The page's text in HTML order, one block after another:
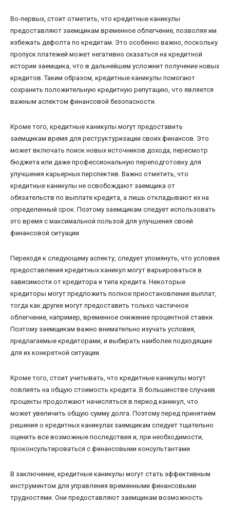
Во-первых, стоит отметить, что кредитные каникулы
предоставляют заемщикам временное облегчение, позволяя им
избежать дефолта по кредитам. Это особенно важно, поскольку
пропуск платежей может негативно сказаться на кредитной
истории заемщика, что в дальнейшем усложнит получение новых
кредитов. Таким образом, кредитные каникулы помогают
сохранить положительную кредитную репутацию, что является
важным аспектом финансовой безопасности.
Кроме того, кредитные каникулы могут предоставить
заемщикам время для реструктуризации своих финансов. Это
может включать поиск новых источников дохода, пересмотр
бюджета или даже профессиональную переподготовку для
улучшения карьерных перспектив. Важно отметить, что
кредитные каникулы не освобождают заемщика от
обязательств по выплате кредита, а лишь откладывают их на
определенный срок. Поэтому заемщикам следует использовать
это время с максимальной пользой для улучшения своей
финансовой ситуации.
Переходя к следующему аспекту, следует упомянуть, что условия
предоставления кредитных каникул могут варьироваться в
зависимости от кредитора и типа кредита. Некоторые
кредиторы могут предложить полное приостановление выплат,
тогда как другие могут предоставить только частичное
облегчение, например, временное снижение процентной ставки.
Поэтому заемщикам важно внимательно изучать условия,
предлагаемые кредиторами, и выбирать наиболее подходящие
для их конкретной ситуации.
Кроме того, стоит учитывать, что кредитные каникулы могут
повлиять на общую стоимость кредита. В большинстве случаев
проценты продолжают начисляться в период каникул, что
может увеличить общую сумму долга. Поэтому перед принятием
решения о кредитных каникулах заемщикам следует тщательно
оценить все возможные последствия и, при необходимости,
проконсультироваться с финансовыми консультантами.
В заключение, кредитные каникулы могут стать эффективным
инструментом для управления временными финансовыми
трудностями. Они предоставляют заемщикам возможность